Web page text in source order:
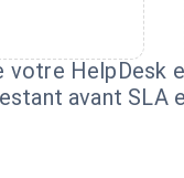
HelpDesk
avant SLA